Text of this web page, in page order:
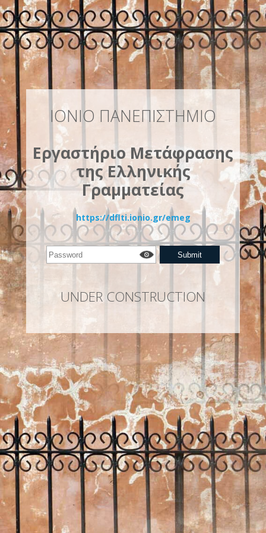
ΙΟΝΙΟ ΠΑΝΕΠΙΣΤΗΜΙΟ
Εργαστήριο Μετάφρασης
της Ελληνικής
Γραμματείας
https://dflti.ionio.gr/emeg
UNDER CONSTRUCTION